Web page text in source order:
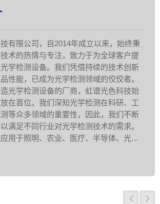
有限公司，自2014年成立以来，始终秉
术的热情与专注，致力于为全球客户提
学检测设备。我们凭借持续的技术创新
性能，已成为光学检测领域的佼佼者。
光学检测设备的厂商，虹谱光色科技始
在首位。我们深知光学检测在科研、工
等众多领域的重要性，因此，我们不断
满足不同行业对光学检测技术的需求。
用于照明、农业、医疗、半导体、光电